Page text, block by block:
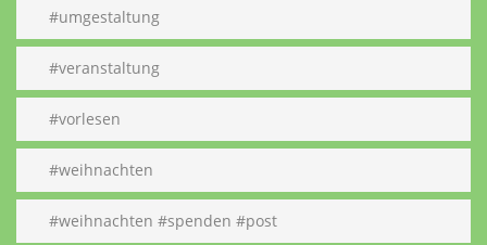
#umgestaltung
#veranstaltung
#vorlesen
#weihnachten
#weihnachten #spenden #post